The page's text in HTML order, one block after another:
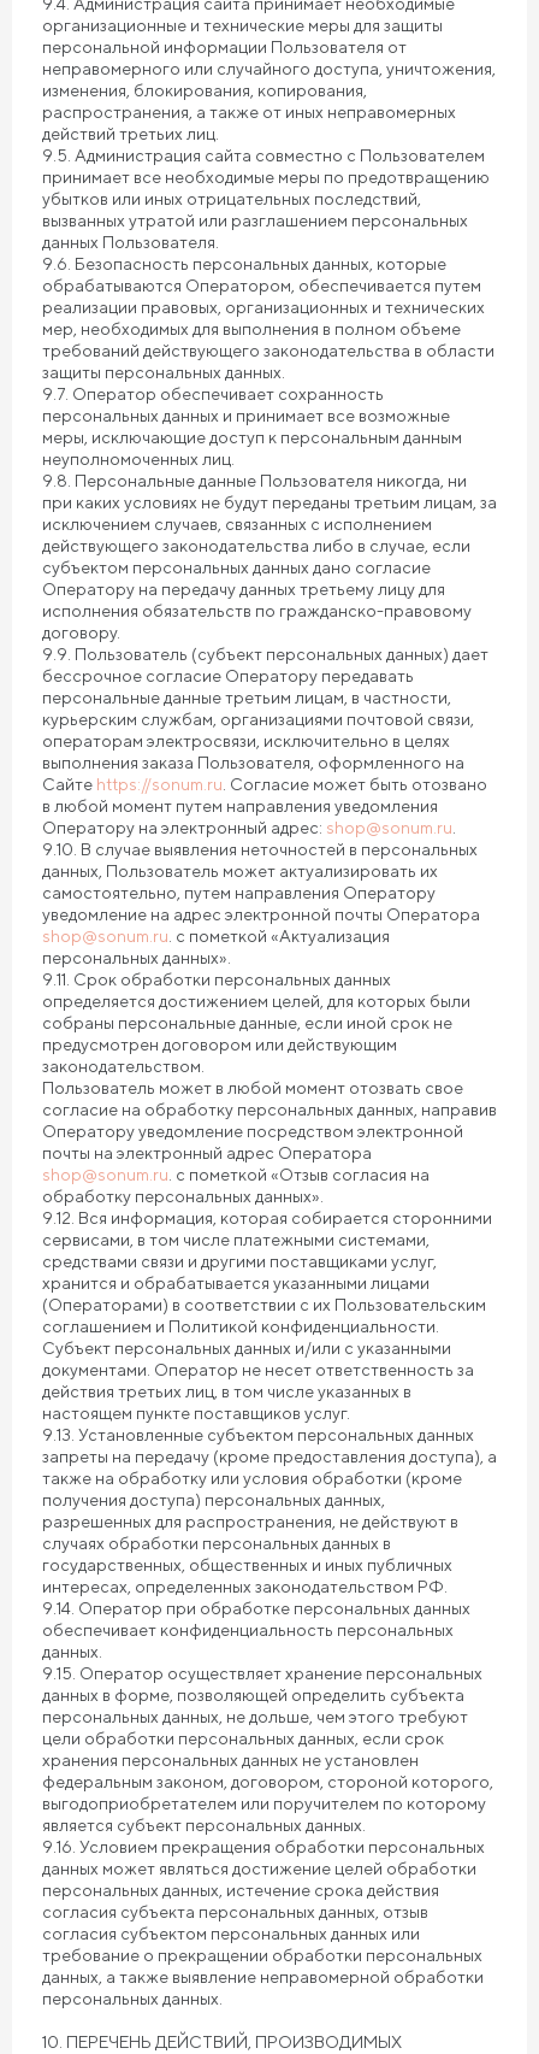
организационные и технические меры для защиты
персональной информации Пользователя от
неправомерного или случайного доступа, уничтожения,
изменения, блокирования, копирования,
распространения, а также от иных неправомерных
действий третьих лиц.
9.5. Администрация сайта совместно с Пользователем
принимает все необходимые меры по предотвращению
убытков или иных отрицательных последствий,
вызванных утратой или разглашением персональных
данных Пользователя.
9.6. Безопасность персональных данных, которые
обрабатываются Оператором, обеспечивается путем
реализации правовых, организационных и технических
мер, необходимых для выполнения в полном объеме
требований действующего законодательства в области
защиты персональных данных.
9.7. Оператор обеспечивает сохранность
персональных данных и принимает все возможные
меры, исключающие доступ к персональным данным
неуполномоченных лиц.
9.8. Персональные данные Пользователя никогда, ни
при каких условиях не будут переданы третьим лицам, за
исключением случаев, связанных с исполнением
действующего законодательства либо в случае, если
субъектом персональных данных дано согласие
Оператору на передачу данных третьему лицу для
исполнения обязательств по гражданско-правовому
договору.
9.9. Пользователь (субъект персональных данных) дает
бессрочное согласие Оператору передавать
персональные данные третьим лицам, в частности,
курьерским службам, организациями почтовой связи,
операторам электросвязи, исключительно в целях
выполнения заказа Пользователя, оформленного на
Сайте https://sonum.ru . Согласие может быть отозвано
в любой момент путем направления уведомления
Оператору на электронный адрес: shop@sonum.ru
9.10. В случае выявления неточностей в персональных
данных, Пользователь может актуализировать их
самостоятельно, путем направления Оператору
уведомление на адрес электронной почты Оператора
shop@sonum.ru . с пометкой «Актуализация
персональных данных».
9.11. Срок обработки персональных данных
определяется достижением целей, для которых были
собраны персональные данные, если иной срок не
предусмотрен договором или действующим
законодательством.
Пользователь может в любой момент отозвать свое
согласие на обработку персональных данных, направив
Оператору уведомление посредством электронной
почты на электронный адрес Оператора
shop@sonum.ru . с пометкой «Отзыв согласия на
обработку персональных данных».
9.12. Вся информация, которая собирается сторонними
сервисами, в том числе платежными системами,
средствами связи и другими поставщиками услуг,
хранится и обрабатывается указанными лицами
(Операторами) в соответствии с их Пользовательским
соглашением и Политикой конфиденциальности.
Субъект персональных данных и/или с указанными
документами. Оператор не несет ответственность за
действия третьих лиц, в том числе указанных в
настоящем пункте поставщиков услуг.
9.13. Установленные субъектом персональных данных
запреты на передачу (кроме предоставления доступа), а
также на обработку или условия обработки (кроме
получения доступа) персональных данных,
разрешенных для распространения, не действуют в
случаях обработки персональных данных в
государственных, общественных и иных публичных
интересах, определенных законодательством РФ.
9.14. Оператор при обработке персональных данных
обеспечивает конфиденциальность персональных
данных.
9.15. Оператор осуществляет хранение персональных
данных в форме, позволяющей определить субъекта
персональных данных, не дольше, чем этого требуют
цели обработки персональных данных, если срок
хранения персональных данных не установлен
федеральным законом, договором, стороной которого,
выгодоприобретателем или поручителем по которому
является субъект персональных данных.
9.16. Условием прекращения обработки персональных
данных может являться достижение целей обработки
персональных данных, истечение срока действия
согласия субъекта персональных данных, отзыв
согласия субъектом персональных данных или
требование о прекращении обработки персональных
данных, а также выявление неправомерной обработки
персональных данных.
10. ПЕРЕЧЕНЬ ДЕЙСТВИЙ, ПРОИЗВОДИМЫХ